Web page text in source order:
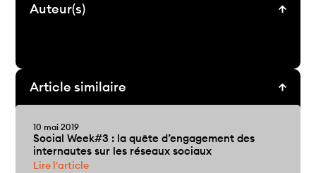
Auteur(s)
Article similaire
10 mai 2019
Social Week#3 : la quête d’engagement des
internautes sur les réseaux sociaux
Lire l'article